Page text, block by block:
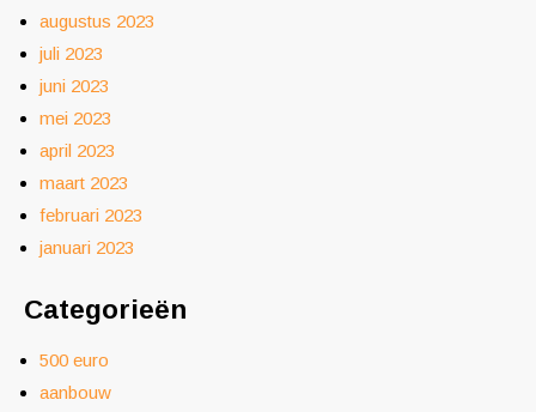
augustus 2023
juli 2023
juni 2023
mei 2023
april 2023
maart 2023
februari 2023
januari 2023
Categorieën
500 euro
aanbouw